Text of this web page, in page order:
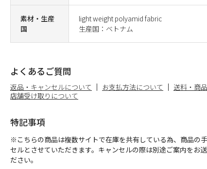
素材・生産
国
light weight polyamid fabric
生産国：ベトナム
よくあるご質問
返品・キャンセルについて お支払方法について
送料・商
店舗受け取りについて
特記事項
※こちらの商品は複数サイトで在庫を共有している為、商品の
セルとさせていただきます。キャンセルの際は別途ご案内をお
ださい。